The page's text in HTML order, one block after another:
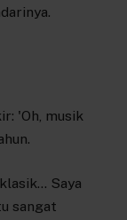
'Oh, musik
Saya
sangat